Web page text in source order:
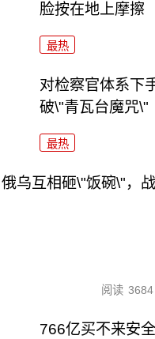
脸按在地上摩擦
最热
对检察官体系下
破\"青瓦台魔咒\"
最热
乌互相砸\"饭碗\"，
阅读 3684
766亿买不来安